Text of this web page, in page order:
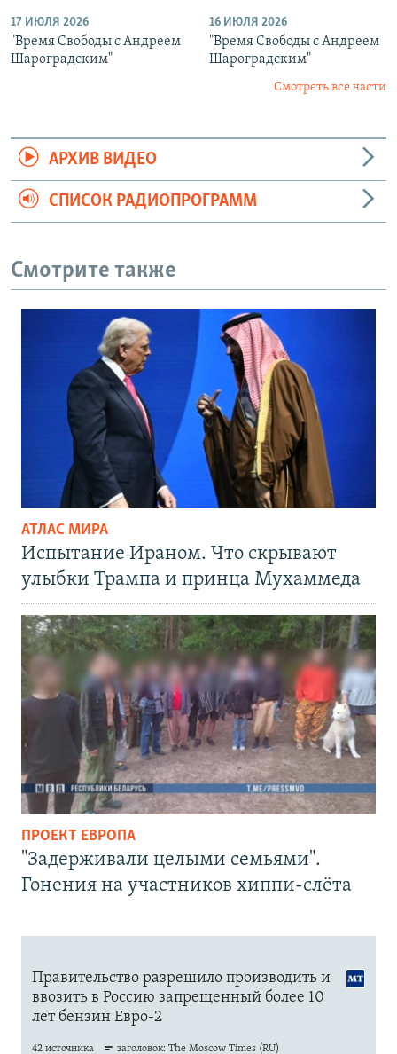
17 ИЮЛЯ 2026
"Время Свободы с Андреем
Шароградским"
16 ИЮЛЯ 2026
"Время Свободы с Андреем
Шароградским"
Смотреть все части
АРХИВ ВИДЕО
СПИСОК РАДИОПРОГРАММ
Смотрите также
АТЛАС МИРА
Испытание Ираном. Что скрывают
улыбки Трампа и принца Мухаммеда
ПРОЕКТ ЕВРОПА
"Задерживали целыми семьями".
Гонения на участников хиппи-слёта